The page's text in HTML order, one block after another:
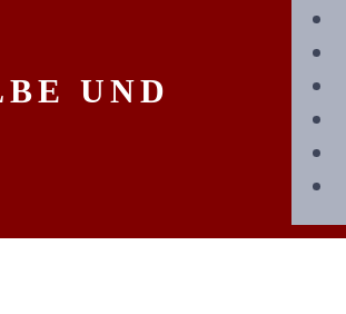
UND